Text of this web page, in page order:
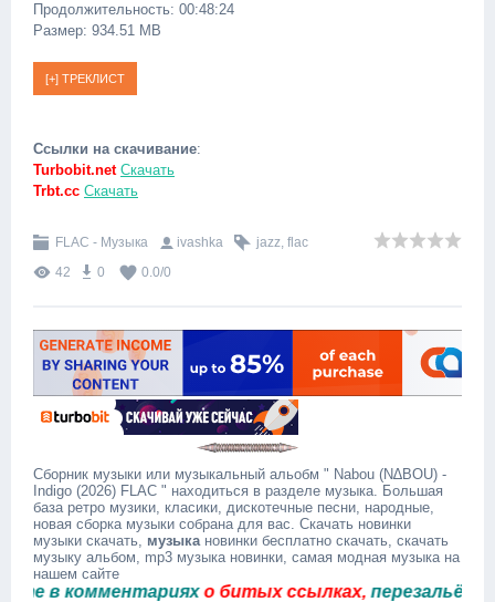
Продолжительность: 00:48:24
Размер: 934.51 MB
Ссылки на скачивание:
Turbobit.net Скачать
Trbt.cc Скачать
FLAC - Музыка ivashka jazz, flac
42
0 0.0/0
Сборник музыки или музыкальный альобм " Nabou (N∆BOU) -
Indigo (2026) FLAC " находиться в разделе музыка. Большая
база ретро музики, класики, дискотечные песни, народные,
новая сборка музыки собрана для вас. Скачать новинки
музыки скачать, музыкановинки бесплатно скачать, скачать
музыку альбом, mp3 музыка новинки, самая модная музыка на
нашем сайте
в комментарияхо битых ссылках,перезальём